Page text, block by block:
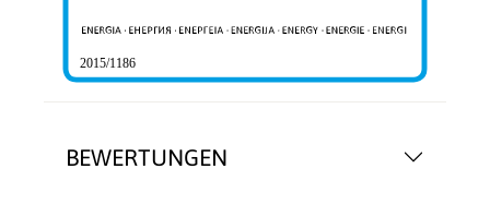
BEWERTUNGEN
2015/1186